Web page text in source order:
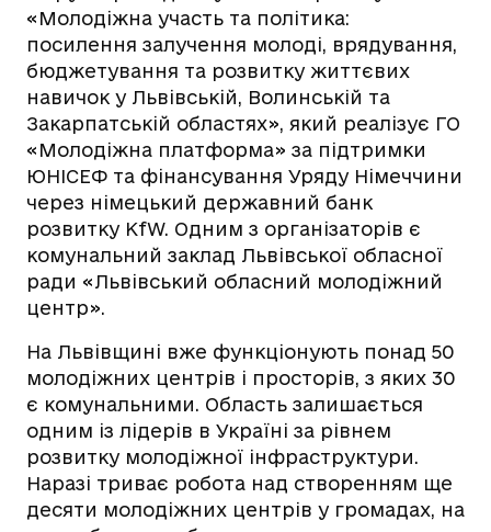
«Молодіжна участь та політика:
посилення залучення молоді, врядування,
бюджетування та розвитку життєвих
навичок у Львівській, Волинській та
Закарпатській областях», який реалізує ГО
«Молодіжна платформа» за підтримки
ЮНІСЕФ та фінансування Уряду Німеччини
через німецький державний банк
розвитку KfW. Одним з організаторів є
комунальний заклад Львівської обласної
ради «Львівський обласний молодіжний
центр».
На Львівщині вже функціонують понад 50
молодіжних центрів і просторів, з яких 30
є комунальними. Область залишається
одним із лідерів в Україні за рівнем
розвитку молодіжної інфраструктури.
Наразі триває робота над створенням ще
десяти молодіжних центрів у громадах, на